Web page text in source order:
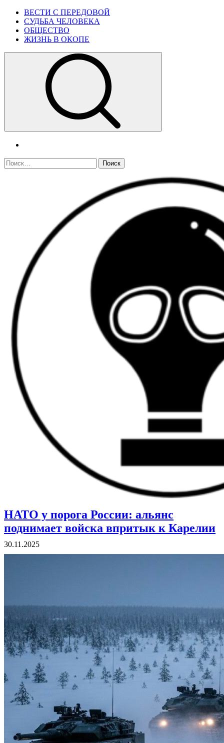
Skip
content
Primary
Menu
ВЕСТИ С ПЕРЕДОВОЙ
СУДЬБА ЧЕЛОВЕКА
ОБЩЕСТВО
ЖИЗНЬ В ОКОПЕ
Найти:
ВОЕННЫЕ СТРАНИЦЫ
СТАТЬИ ВОЕННОЙ ТЕМАТИКИ
НАТО у порога России: альянс
поднимает войска впритык к Карелии
30.11.2025